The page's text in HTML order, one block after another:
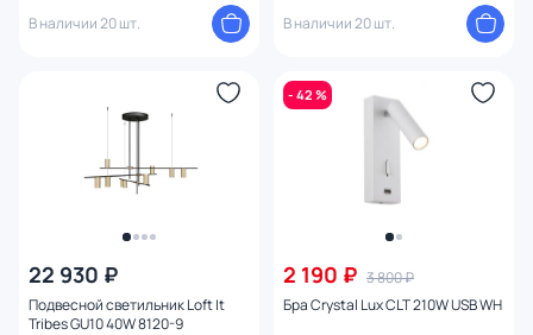
В наличии 20 шт.
В наличии 20 шт.
22 930 ₽
Подвесной светильник Loft It
Tribes GU10 40W 8120-9
- 42 %
2 190 ₽ 3 800 ₽
Бра Crystal Lux CLT 210W USB WH